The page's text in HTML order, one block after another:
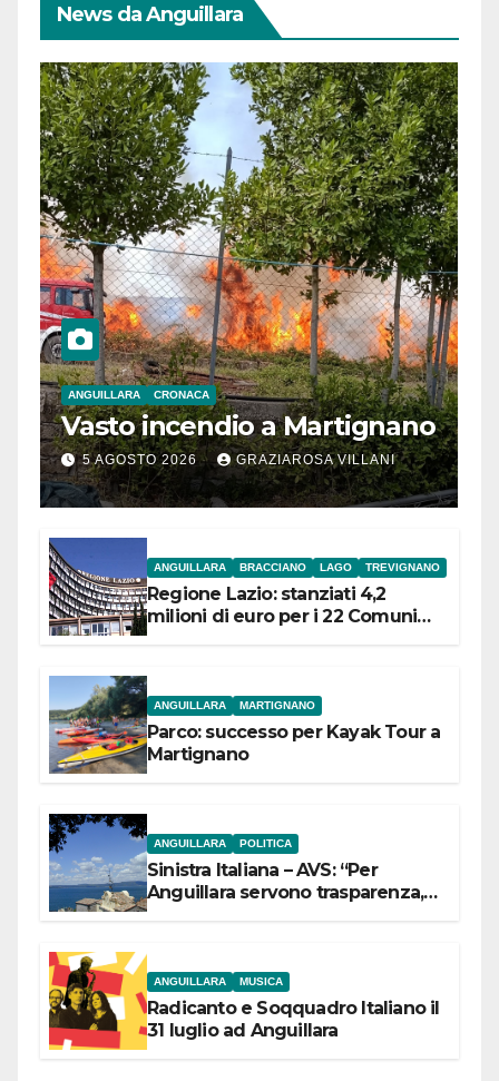
News da Anguillara
ANGUILLARA CRONACA
Vasto incendio a Martignano
5 AGOSTO 2026 GRAZIAROSA VILLANI
ANGUILLARA BRACCIANO LAGO TREVIGNANO
Regione Lazio: stanziati 4,2
milioni di euro per i 22 Comuni
ANGUILLARA MARTIGNANO
Parco: successo per Kayak Tour a
Martignano
ANGUILLARA POLITICA
Sinistra Italiana – AVS: “Per
Anguillara servono trasparenza,
ANGUILLARA MUSICA
Radicanto e Soqquadro Italiano il
31 luglio ad Anguillara